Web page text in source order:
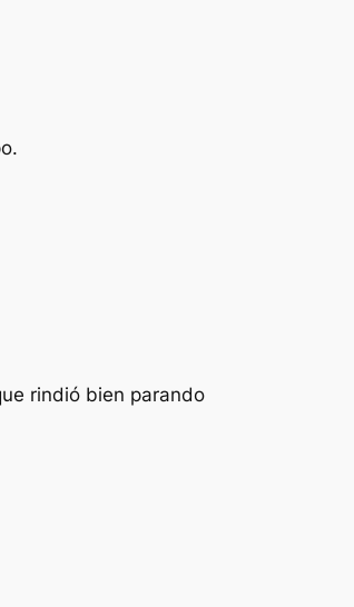
rindió bien parando